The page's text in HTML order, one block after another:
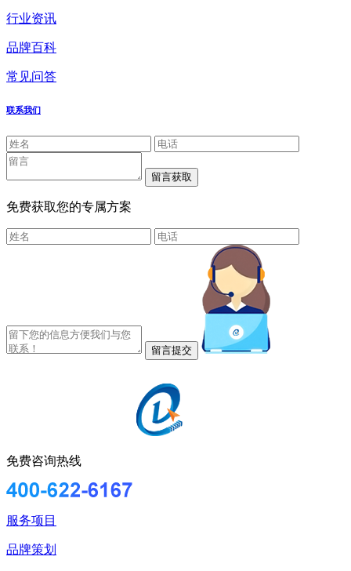
行业资讯
品牌百科
常见问答
联系我们
免费获取您的专属方案
免费咨询热线
服务项目
品牌策划